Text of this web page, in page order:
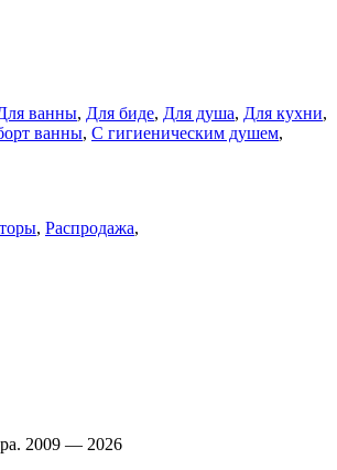
ванны, Для биде, Для душа, Для кухни,
ванны, C гигиеническим душем,
, Распродажа,
2009 — 2026